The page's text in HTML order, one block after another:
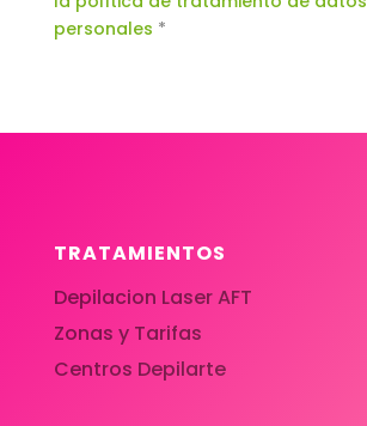
personales *
TRATAMIENTOS
Depilacion Laser AFT
Zonas y Tarifas
Centros Depilarte